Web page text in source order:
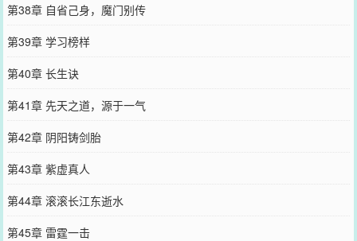
第38章 自省己身，魔门别传
第39章 学习榜样
第40章 长生诀
第41章 先天之道，源于一气
第42章 阴阳铸剑胎
第43章 紫虚真人
第44章 滚滚长江东逝水
第45章 雷霆一击